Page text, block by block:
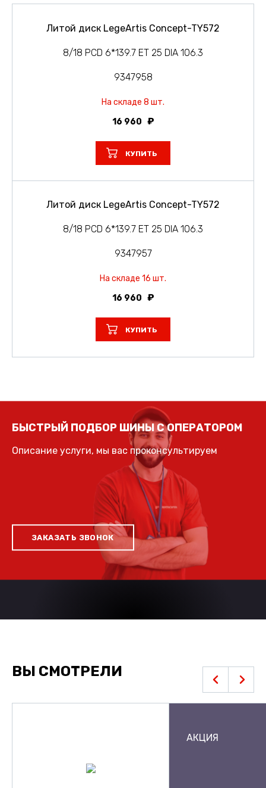
Литой диск LegeArtis Concept-TY572
8/18 PCD 6*139.7 ET 25 DIA 106.3
9347958
На складе 8 шт.
16 960
КУПИТЬ
Литой диск LegeArtis Concept-TY572
8/18 PCD 6*139.7 ET 25 DIA 106.3
9347957
На складе 16 шт.
16 960
КУПИТЬ
БЫСТРЫЙ ПОДБОР ШИНЫ С ОПЕРАТОРОМ
Описание услуги, мы вас проконсультируем
ЗАКАЗАТЬ ЗВОНОК
ВЫ СМОТРЕЛИ
АКЦИЯ